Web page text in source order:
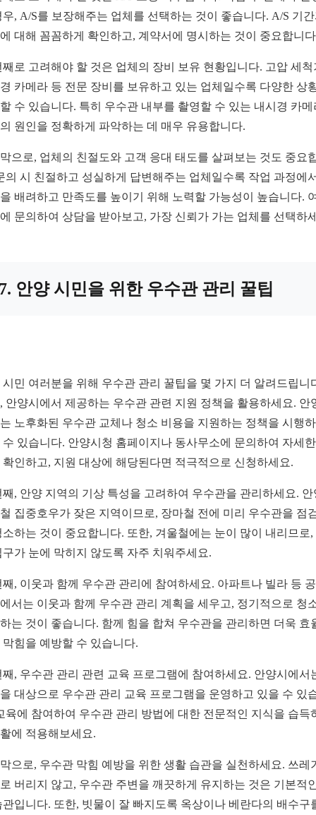
우, A/S를 보장해주는 업체를 선택하는 것이 좋습니다. A/S 기
대해 꼼꼼하게 확인하고, 계약서에 명시하는 것이 중요합니
째로 고려해야 할 것은 업체의 장비 보유 현황입니다. 고압 세척
카메라 등 전문 장비를 보유하고 있는 업체일수록 다양한 상
수 있습니다. 특히 우수관 내부를 촬영할 수 있는 내시경 카메
원인을 정확하게 파악하는 데 매우 유용합니다.
으로, 업체의 친절도와 고객 응대 태도를 살펴보는 것도 중요
의 시 친절하고 성실하게 답변해주는 업체일수록 작업 과정에
배려하고 만족도를 높이기 위해 노력할 가능성이 높습니다.
문의하여 상담을 받아보고, 가장 신뢰가 가는 업체를 선택하
안양 시민을 위한 우수관 관리 꿀팁
시민 여러분을 위해 우수관 관리 꿀팁을 몇 가지 더 알려드립니
안양시에서 제공하는 우수관 관련 지원 정책을 활용하세요. 안
노후화된 우수관 교체나 청소 비용을 지원하는 정책을 시행
수 있습니다. 안양시청 홈페이지나 동사무소에 문의하여 자세
확인하고, 지원 대상에 해당된다면 적극적으로 신청하세요.
째, 안양 지역의 기상 특성을 고려하여 우수관을 관리하세요. 안
집중호우가 잦은 지역이므로, 장마철 전에 미리 우수관을 점
소하는 것이 중요합니다. 또한, 겨울철에는 눈이 많이 내리므로,
구가 눈에 막히지 않도록 자주 치워주세요.
째, 이웃과 함께 우수관 관리에 참여하세요. 아파트나 빌라 등
서는 이웃과 함께 우수관 관리 계획을 세우고, 정기적으로 청
는 것이 좋습니다. 함께 힘을 합쳐 우수관을 관리하면 더욱 효
막힘을 예방할 수 있습니다.
째, 우수관 관리 관련 교육 프로그램에 참여하세요. 안양시에서
대상으로 우수관 관리 교육 프로그램을 운영하고 있을 수 있
육에 참여하여 우수관 관리 방법에 대한 전문적인 지식을 습득
에 적용해보세요.
으로, 우수관 막힘 예방을 위한 생활 습관을 실천하세요. 쓰레
버리지 않고, 우수관 주변을 깨끗하게 유지하는 것은 기본적
관입니다. 또한, 빗물이 잘 빠지도록 옥상이나 베란다의 배수구